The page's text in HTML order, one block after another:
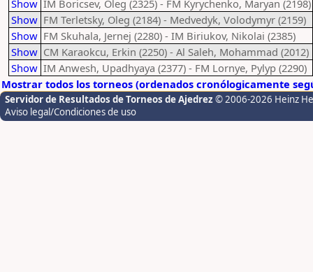
Show IM Boricsev, Oleg (2325) - FM Kyrychenko, Maryan (2198)
Show FM Terletsky, Oleg (2184) - Medvedyk, Volodymyr (2159)
Show FM Skuhala, Jernej (2280) - IM Biriukov, Nikolai (2385)
Show CM Karaokcu, Erkin (2250) - Al Saleh, Mohammad (2012)
Show IM Anwesh, Upadhyaya (2377) - FM Lornye, Pylyp (2290)
Mostrar todos los torneos (ordenados cronólogicamente
Servidor de Resultados de Torneos de Ajedrez © 2006-2026 Heinz
Aviso legal/Condiciones de uso